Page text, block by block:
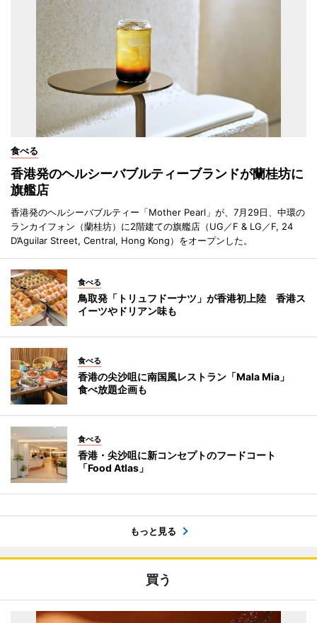
食べる
香港発のヘルシーバブルティーブランドが蘭桂坊に
旗艦店
香港発のヘルシーバブルティー「Mother Pearl」が、7月29日、中環の
ランカイフォン（蘭桂坊）に2階建ての旗艦店（UG／F & LG／F, 24
D’Aguilar Street, Central, Hong Kong）をオープンした。
食べる
鳥取発「トリュフドーナツ」が香港初上陸 香港ス
イーツやドリアン味も
食べる
香港の尖沙咀に南国風レストラン「Mala Mia」
食べ放題企画も
食べる
香港・尖沙咀に新コンセプトのフードコート
「Food Atlas」
もっと見る
買う